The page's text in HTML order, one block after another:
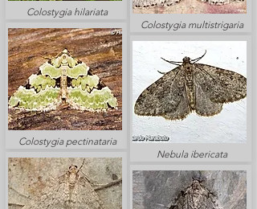
Colostygia hilariata
Colostygia pectinataria
Colostygia multistrigaria
Nebula ibericata